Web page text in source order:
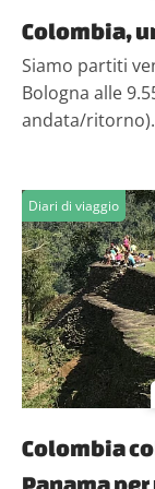
Colombia,
Siamo partiti
Bologna alle
andata/
Diari di viaggio
Colombia
Panama